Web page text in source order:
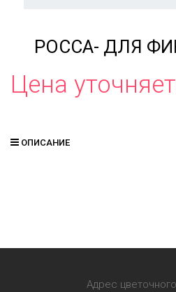
РОССА- ДЛЯ
Цена
ОПИСАНИЕ
Адрес